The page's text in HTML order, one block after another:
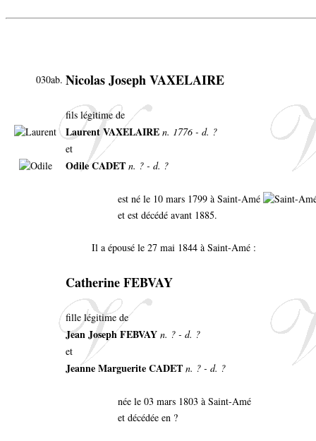
030ab. Nicolas Joseph VAXELAIRE
fils légitime de
Laurent VAXELAIRE n. 1776 - d. ?
et
Odile CADET n. ? - d. ?
est né le 10 mars 1799 à Saint-Amé
et est décédé avant 1885.
Il a épousé le 27 mai 1844 à Saint-Amé :
Catherine FEBVAY
fille légitime de
Jean Joseph FEBVAY n. ? - d. ?
et
Jeanne Marguerite CADET n. ? - d. ?
née le 03 mars 1803 à Saint-Amé
et décédée en ?